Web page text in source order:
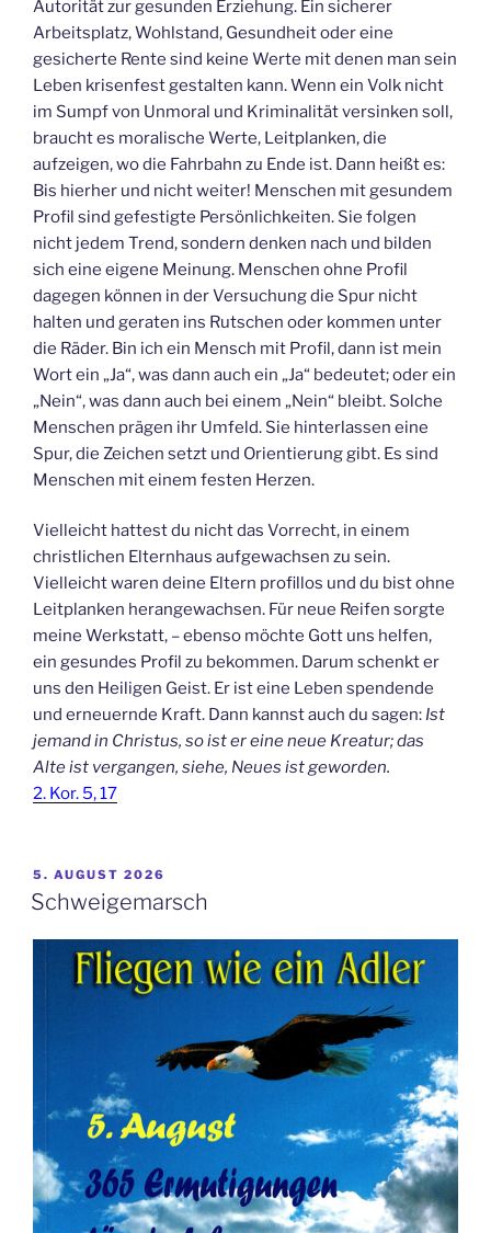
Autorität zur gesunden Erziehung. Ein sicherer
Arbeitsplatz, Wohlstand, Gesundheit oder eine
gesicherte Rente sind keine Werte mit denen man sein
Leben krisenfest gestalten kann. Wenn ein Volk nicht
im Sumpf von Unmoral und Kriminalität versinken soll,
braucht es moralische Werte, Leitplanken, die
aufzeigen, wo die Fahrbahn zu Ende ist. Dann heißt es:
Bis hierher und nicht weiter! Menschen mit gesundem
Profil sind gefestigte Persönlichkeiten. Sie folgen
nicht jedem Trend, sondern denken nach und bilden
sich eine eigene Meinung. Menschen ohne Profil
dagegen können in der Versuchung die Spur nicht
halten und geraten ins Rutschen oder kommen unter
die Räder. Bin ich ein Mensch mit Profil, dann ist mein
Wort ein „Ja“, was dann auch ein „Ja“ bedeutet; oder ein
„Nein“, was dann auch bei einem „Nein“ bleibt. Solche
Menschen prägen ihr Umfeld. Sie hinterlassen eine
Spur, die Zeichen setzt und Orientierung gibt. Es sind
Menschen mit einem festen Herzen.
Vielleicht hattest du nicht das Vorrecht, in einem
christlichen Elternhaus aufgewachsen zu sein.
Vielleicht waren deine Eltern profillos und du bist ohne
Leitplanken herangewachsen. Für neue Reifen sorgte
meine Werkstatt, – ebenso möchte Gott uns helfen,
ein gesundes Profil zu bekommen. Darum schenkt er
uns den Heiligen Geist. Er ist eine Leben spendende
und erneuernde Kraft. Dann kannst auch du sagen: Ist
jemand in Christus, so ist er eine neue Kreatur; das
Alte ist vergangen, siehe, Neues ist geworden.
2. Kor. 5, 17
VERÖFFENTLICHT
AM
5. AUGUST 2026
Schweigemarsch